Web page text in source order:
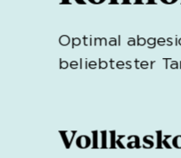
Optimal
beliebtester